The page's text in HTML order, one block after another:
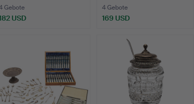
Gebote
USD
4 Gebote
169 USD